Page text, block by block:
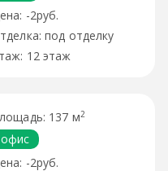
-2руб.
под отделку
12 этаж
137 м2
офис
-2руб.